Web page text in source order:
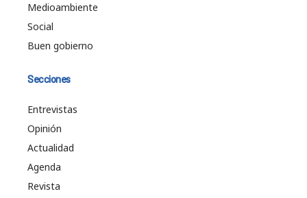
Medioambiente
Social
Buen gobierno
Secciones
Entrevistas
Opinión
Actualidad
Agenda
Revista